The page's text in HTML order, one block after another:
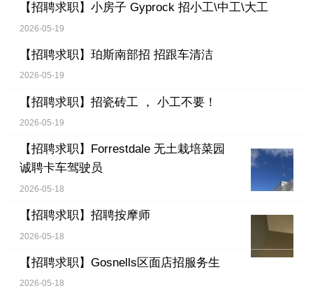
【招聘求职】 小房子 Gyprock 招小工\中工\大工
2026-05-19
【招聘求职】 珀斯南部招 招跟车清洁
2026-05-19
【招聘求职】 招瓷砖工 ， 小工不要！
2026-05-19
【招聘求职】
Forrestdale 无土栽培菜园
诚聘卡车驾驶员
2026-05-18
【招聘求职】 招聘按摩师
2026-05-18
【招聘求职】 Gosnells区面店招服务生
2026-05-18